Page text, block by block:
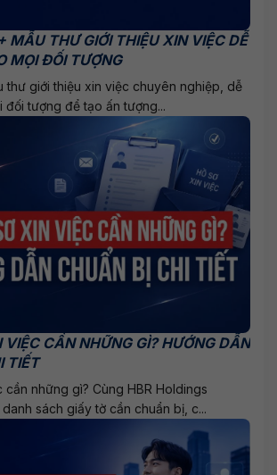
MẪU THƯ GIỚI THIỆU XIN VIỆC DỄ
MỌI ĐỐI TƯỢNG
thư giới thiệu xin việc chuyên nghiệp, dễ
đối tượng để tạo ấn tượng...
VIỆC CẦN NHỮNG GÌ? HƯỚNG DẪN
TIẾT
cần những gì? Cùng HBR Holdings
sách giấy tờ cần chuẩn bị, c...